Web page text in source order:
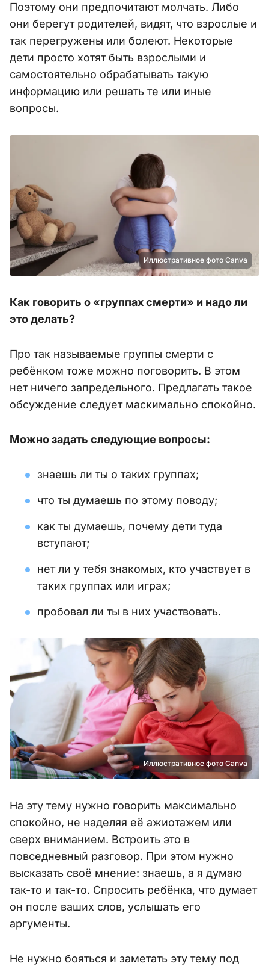
Поэтому они предпочитают молчать. Либо
они берегут родителей, видят, что взрослые и
так перегружены или болеют. Некоторые
дети просто хотят быть взрослыми и
самостоятельно обрабатывать такую
информацию или решать те или иные
вопросы.
Иллюстративное фото Canva
Как говорить о «группах смерти» и надо ли
это делать?
Про так называемые группы смерти с
ребёнком тоже можно поговорить. В этом
нет ничего запредельного. Предлагать такое
обсуждение следует маскимально спокойно.
Можно задать следующие вопросы:
знаешь ли ты о таких группах;
что ты думаешь по этому поводу;
как ты думаешь, почему дети туда
вступают;
нет ли у тебя знакомых, кто участвует в
таких группах или играх;
пробовал ли ты в них участвовать.
Иллюстративное фото Canva
На эту тему нужно говорить максимально
спокойно, не наделяя её ажиотажем или
сверх вниманием. Встроить это в
повседневный разговор. При этом нужно
высказать своё мнение: знаешь, а я думаю
так-то и так-то. Спросить ребёнка, что думает
он после ваших слов, услышать его
аргументы.
Не нужно бояться и заметать эту тему под